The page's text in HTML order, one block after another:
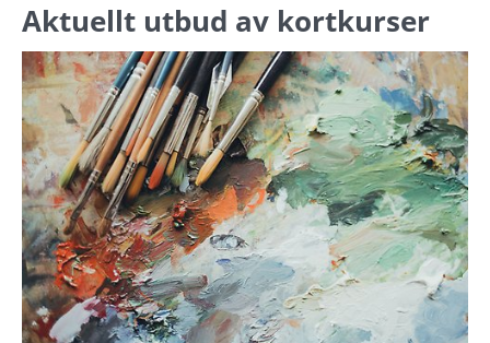
Aktuellt utbud av kortkurser